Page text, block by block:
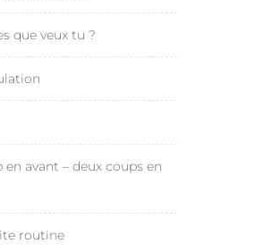
que veux tu ?
en avant – deux coups en
routine